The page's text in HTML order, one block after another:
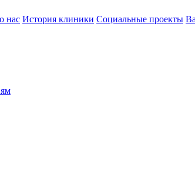
нас История клиники Социальные проекты